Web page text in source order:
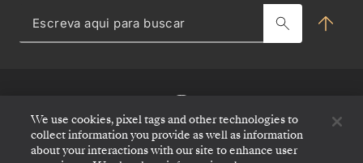
Cruzeiros Charter & de Incentivos
We use cookies, pixel tags and other technologies to
collect information you provide as well as information
about your interactions with our site to enhance user
ofertas
e
o
primeiro
a